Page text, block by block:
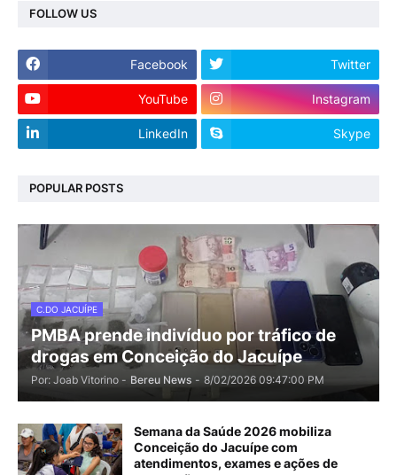
FOLLOW US
Facebook Twitter
YouTube Instagram
LinkedIn Skype
POPULAR POSTS
C.DO JACUÍPE
PMBA prende indivíduo por tráfico de
drogas em Conceição do Jacuípe
Por: Joab Vitorino - Bereu News - 8/02/2026 09:47:00 PM
Semana da Saúde 2026 mobiliza
Conceição do Jacuípe com
atendimentos, exames e ações de